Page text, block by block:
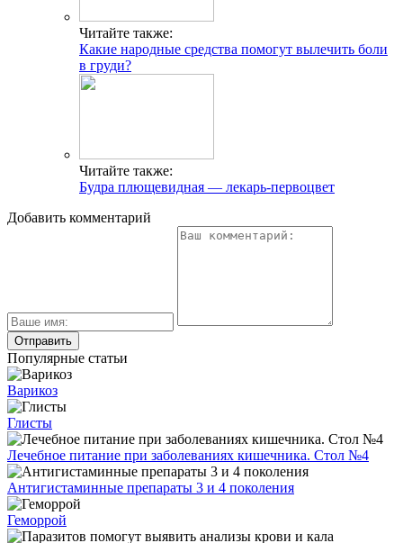
Читайте также:
Какие народные средства помогут вылечить боли
в груди?
Читайте также:
Будра плющевидная — лекарь-первоцвет
Добавить комментарий
Популярные статьи
Варикоз
Глисты
Лечебное питание при заболеваниях кишечника. Стол №4
Антигистаминные препараты 3 и 4 поколения
Геморрой